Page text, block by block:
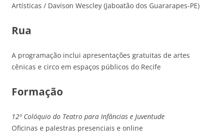
Artísticas / Davison Wescley (Jaboatão dos Guararapes-PE)
Rua
A programação inclui apresentações gratuitas de artes
cênicas e circo em espaços públicos do Recife
Formação
12º Colóquio do Teatro para Infâncias e Juventude
Oficinas e palestras presenciais e online